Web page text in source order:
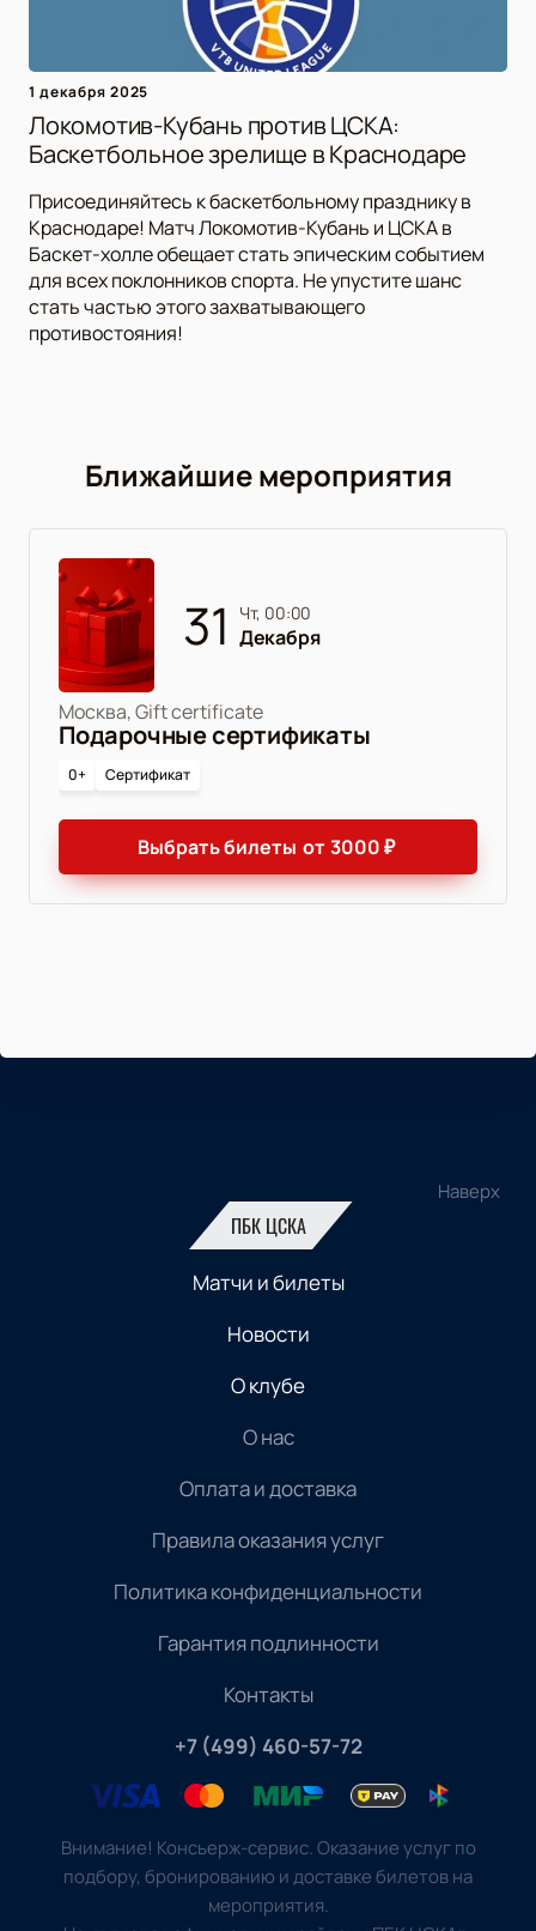
1 декабря 2025
Локомотив-Кубань против ЦСКА:
Баскетбольное зрелище в Краснодаре
Присоединяйтесь к баскетбольному празднику в
Краснодаре! Матч Локомотив-Кубань и ЦСКА в
Баскет-холле обещает стать эпическим событием
для всех поклонников спорта. Не упустите шанс
стать частью этого захватывающего
противостояния!
Ближайшие мероприятия
31 чт, 00:00
Декабря
Москва, Gift certificate
Подарочные сертификаты
0+ Сертификат
Выбрать билеты от 3000₽
Наверх
ПБК ЦСКА
Матчи и билеты
Новости
О клубе
О нас
Оплата и доставка
Правила оказания услуг
Политика конфиденциальности
Гарантия подлинности
Контакты
+7 (499) 460-57-72
Внимание! Консьерж-сервис. Оказание услуг по
подбору, бронированию и доставке билетов на
мероприятия.